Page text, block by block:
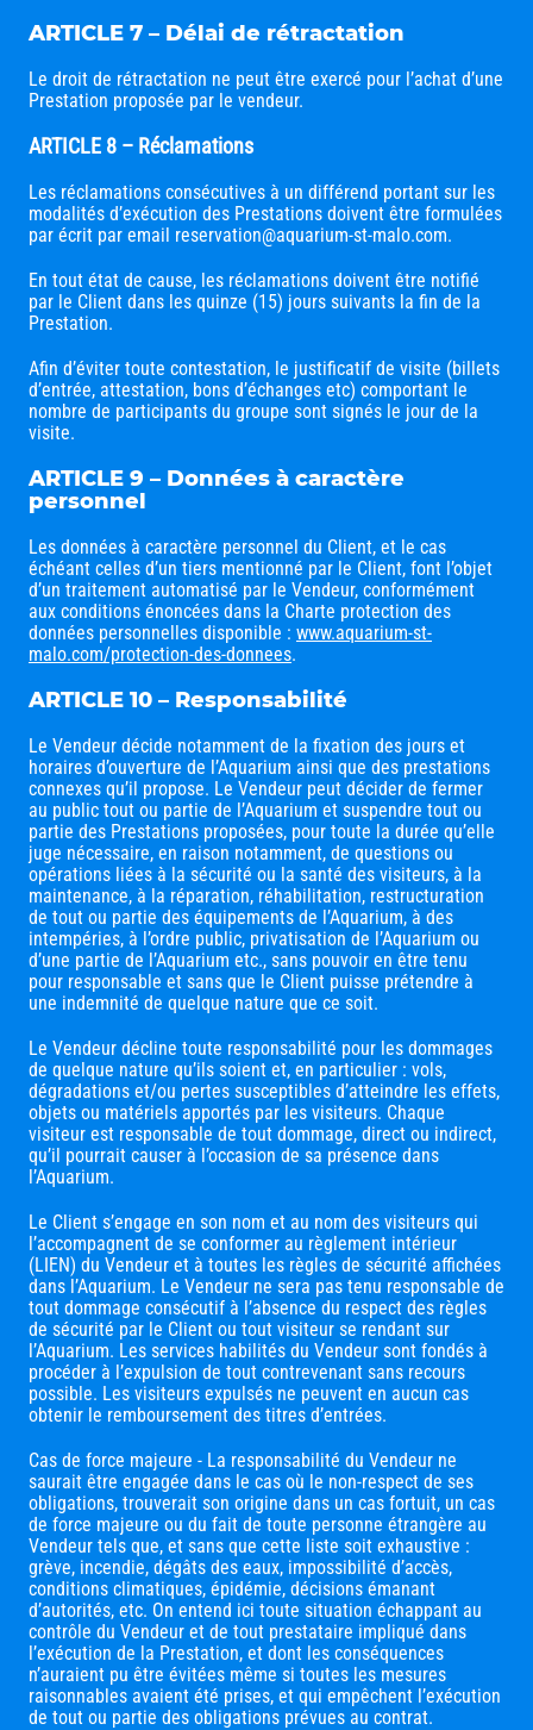
ARTICLE 7 – Délai de rétractation
Le droit de rétractation ne peut être exercé pour l’achat d’une
Prestation proposée par le vendeur.
ARTICLE 8 – Réclamations
Les réclamations consécutives à un différend portant sur les
modalités d’exécution des Prestations doivent être formulées
par écrit par email reservation@aquarium-st-malo.com.
En tout état de cause, les réclamations doivent être notifié
par le Client dans les quinze (15) jours suivants la fin de la
Prestation.
Afin d’éviter toute contestation, le justificatif de visite (billets
d’entrée, attestation, bons d’échanges etc) comportant le
nombre de participants du groupe sont signés le jour de la
visite.
ARTICLE 9 – Données à caractère
personnel
Les données à caractère personnel du Client, et le cas
échéant celles d’un tiers mentionné par le Client, font l’objet
d’un traitement automatisé par le Vendeur, conformément
aux conditions énoncées dans la Charte protection des
données personnelles disponible : www.aquarium-st-
malo.com/protection-des-donnees.
ARTICLE 10 – Responsabilité
Le Vendeur décide notamment de la fixation des jours et
horaires d’ouverture de l’Aquarium ainsi que des prestations
connexes qu’il propose. Le Vendeur peut décider de fermer
au public tout ou partie de l’Aquarium et suspendre tout ou
partie des Prestations proposées, pour toute la durée qu’elle
juge nécessaire, en raison notamment, de questions ou
opérations liées à la sécurité ou la santé des visiteurs, à la
maintenance, à la réparation, réhabilitation, restructuration
de tout ou partie des équipements de l’Aquarium, à des
intempéries, à l’ordre public, privatisation de l’Aquarium ou
d’une partie de l’Aquarium etc., sans pouvoir en être tenu
pour responsable et sans que le Client puisse prétendre à
une indemnité de quelque nature que ce soit.
Le Vendeur décline toute responsabilité pour les dommages
de quelque nature qu’ils soient et, en particulier : vols,
dégradations et/ou pertes susceptibles d’atteindre les effets,
objets ou matériels apportés par les visiteurs. Chaque
visiteur est responsable de tout dommage, direct ou indirect,
qu’il pourrait causer à l’occasion de sa présence dans
l’Aquarium.
Le Client s’engage en son nom et au nom des visiteurs qui
l’accompagnent de se conformer au règlement intérieur
(LIEN) du Vendeur et à toutes les règles de sécurité affichées
dans l’Aquarium. Le Vendeur ne sera pas tenu responsable de
tout dommage consécutif à l’absence du respect des règles
de sécurité par le Client ou tout visiteur se rendant sur
l’Aquarium. Les services habilités du Vendeur sont fondés à
procéder à l’expulsion de tout contrevenant sans recours
possible. Les visiteurs expulsés ne peuvent en aucun cas
obtenir le remboursement des titres d’entrées.
Cas de force majeure - La responsabilité du Vendeur ne
saurait être engagée dans le cas où le non-respect de ses
obligations, trouverait son origine dans un cas fortuit, un cas
de force majeure ou du fait de toute personne étrangère au
Vendeur tels que, et sans que cette liste soit exhaustive :
grève, incendie, dégâts des eaux, impossibilité d’accès,
conditions climatiques, épidémie, décisions émanant
d’autorités, etc. On entend ici toute situation échappant au
contrôle du Vendeur et de tout prestataire impliqué dans
l’exécution de la Prestation, et dont les conséquences
n’auraient pu être évitées même si toutes les mesures
raisonnables avaient été prises, et qui empêchent l’exécution
de tout ou partie des obligations prévues au contrat.